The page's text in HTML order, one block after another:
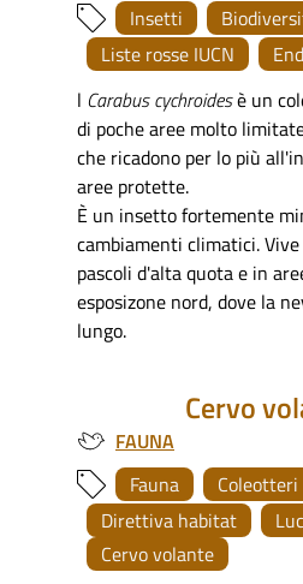
Insetti
Liste rosse IUCN
l Carabus cychroidesè un
di poche aree molto
che ricadono per lo più
aree protette.
È un insetto fortemente
cambiamenti climatici.
pascoli d'alta quota e in
esposizone nord, dove la
lungo.
Cervo
FAUNA
Fauna
Coleotteri
Direttiva habitat
Cervo volante